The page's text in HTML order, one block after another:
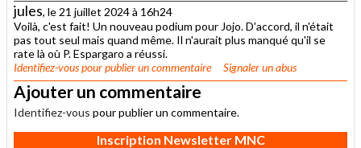
jules, le 21 juillet 2024 à 16h24
Voilà, c'est fait! Un nouveau podium pour Jojo. D'accord, il n'était
pas tout seul mais quand même. Il n'aurait plus manqué qu'il se
rate là où P. Espargaro a réussi.
Identifiez-vouspour publier un commentaire Signaler un abus
Ajouter un commentaire
Identifiez-vous pour publier un commentaire.
Inscription Newsletter MNC